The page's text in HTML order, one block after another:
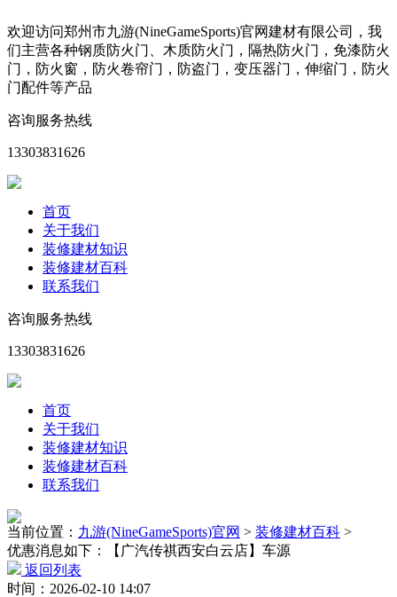
欢迎访问郑州市九游(NineGameSports)官网建材有限公司，我
们主营各种钢质防火门、木质防火门，隔热防火门，免漆防火
门，防火窗，防火卷帘门，防盗门，变压器门，伸缩门，防火
门配件等产品
咨询服务热线
13303831626
首页
关于我们
装修建材知识
装修建材百科
联系我们
咨询服务热线
13303831626
首页
关于我们
装修建材知识
装修建材百科
联系我们
当前位置： 九游(NineGameSports)官网 > 装修建材百科 >
优惠消息如下：【广汽传祺西安白云店】车源
返回列表
时间：2026-02-10 14:07